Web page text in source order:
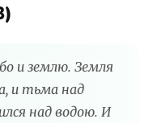
и землю. Земля
и тьма над
над водою. И